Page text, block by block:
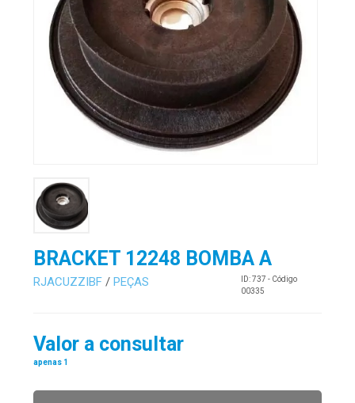
BRACKET 12248 BOMBA A
RJACUZZIBF/ PEÇAS
ID: 737 - Código
00335
Valor a consultar
apenas 1